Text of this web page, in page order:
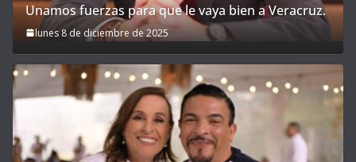
Unamos fuerzas para que le vaya bien a Veracruz.
lunes 8 de diciembre de 2025